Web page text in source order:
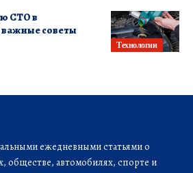
Технологии
СТО в
советы
ежедневными статьями о
обществе, автомобилях, спорте и